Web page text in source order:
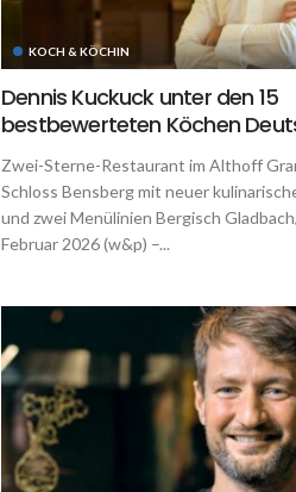
KOCH & KÖCHIN
Dennis Kuckuck unter den 15
bestbewerteten Köchen
Zwei-Sterne-Restaurant im Althoff
Schloss Bensberg mit neuer
und zwei Menülinien Bergisch
Februar 2026 (w&p) –...